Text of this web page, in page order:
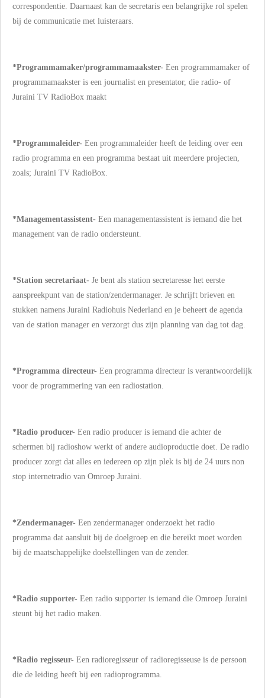
correspondentie. Daarnaast kan de secretaris een belangrijke rol spelen
bij de communicatie met luisteraars.
*Programmamaker/programmamaakster- Een programmamaker of
programmamaakster is een journalist en presentator, die radio- of
Juraini TV RadioBox maakt
*Programmaleider- Een programmaleider heeft de leiding over een
radio programma en een programma bestaat uit meerdere projecten,
zoals; Juraini TV RadioBox.
*Managementassistent- Een managementassistent is iemand die het
management van de radio ondersteunt.
*Station secretariaat- Je bent als station secretaresse het eerste
aanspreekpunt van de station/zendermanager. Je schrijft brieven en
stukken namens Juraini Radiohuis Nederland en je beheert de agenda
van de station manager en verzorgt dus zijn planning van dag tot dag.
*Programma directeur- Een programma directeur is verantwoordelijk
voor de programmering van een radiostation.
*Radio producer- Een radio producer is iemand die achter de
schermen bij radioshow werkt of andere audioproductie doet. De radio
producer zorgt dat alles en iedereen op zijn plek is bij de 24 uurs non
stop internetradio van Omroep Juraini.
*Zendermanager- Een zendermanager onderzoekt het radio
programma dat aansluit bij de doelgroep en die bereikt moet worden
bij de maatschappelijke doelstellingen van de zender.
*Radio supporter- Een radio supporter is iemand die Omroep Juraini
steunt bij het radio maken.
*Radio regisseur- Een radioregisseur of radioregisseuse is de persoon
die de leiding heeft bij een radioprogramma.